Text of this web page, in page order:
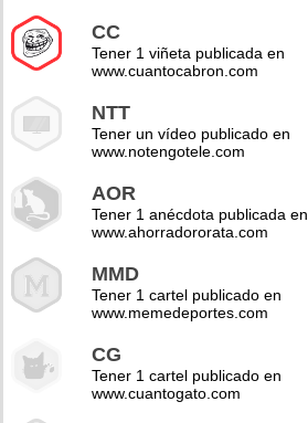
CC
Tener 1 viñeta publicada en
www.cuantocabron.com
NTT
Tener un vídeo publicado en
www.notengotele.com
AOR
Tener 1 anécdota publicada en
www.ahorradororata.com
MMD
Tener 1 cartel publicado en
www.memedeportes.com
CG
Tener 1 cartel publicado en
www.cuantogato.com